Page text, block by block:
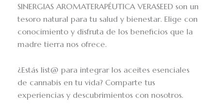
SINERGIAS AROMATERAPÉUTICA VERASEED son un
tesoro natural para tu salud y bienestar. Elige con
conocimiento y disfruta de los beneficios que la
madre tierra nos ofrece.
¿Estás list@ para integrar los aceites esenciales
de cannabis en tu vida? Comparte tus
experiencias y descubrimientos con nosotros.